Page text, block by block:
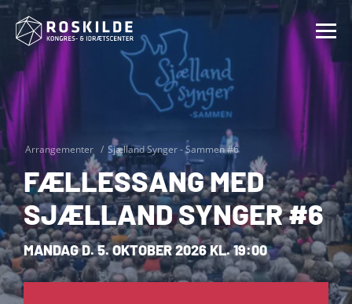
Arrangementer Sjælland Synger - Sammen #6
FÆLLESSANG MED
SJÆLLAND SYNGER #6
MANDAG D. 5. OKTOBER 2026 KL. 19:00